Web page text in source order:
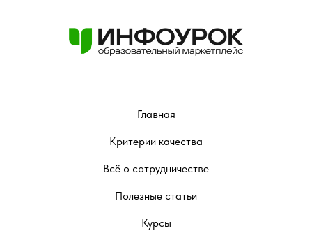
Главная
Критерии качества
Всё о сотрудничестве
Полезные статьи
Курсы